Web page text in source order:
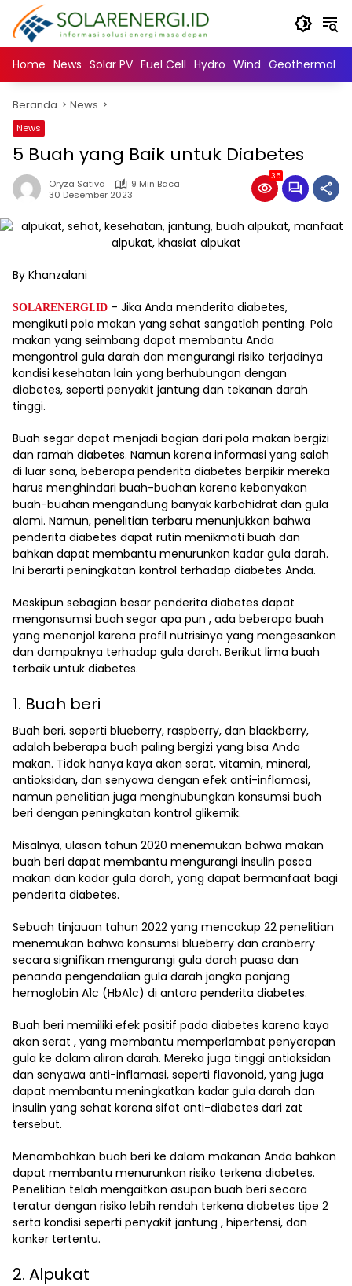
Langsung
konten
Home News Solar PV Fuel Cell Hydro Wind Geothermal
Beranda News
News
5 Buah yang Baik untuk Diabetes
Oryza Sativa
9 Min Baca
30 Desember 2023
35
By Khanzalani
SOLARENERGI.ID – Jika Anda menderita diabetes,
mengikuti pola makan yang sehat sangatlah penting. Pola
makan yang seimbang dapat membantu Anda
mengontrol gula darah dan mengurangi risiko terjadinya
kondisi kesehatan lain yang berhubungan dengan
diabetes, seperti penyakit jantung dan tekanan darah
tinggi.
Buah segar dapat menjadi bagian dari pola makan bergizi
dan ramah diabetes. Namun karena informasi yang salah
di luar sana, beberapa penderita diabetes berpikir mereka
harus menghindari buah-buahan karena kebanyakan
buah-buahan mengandung banyak karbohidrat dan gula
alami. Namun, penelitian terbaru menunjukkan bahwa
penderita diabetes dapat rutin menikmati buah dan
bahkan dapat membantu menurunkan kadar gula darah.
Ini berarti peningkatan kontrol terhadap diabetes Anda.
Meskipun sebagian besar penderita diabetes dapat
mengonsumsi buah segar apa pun , ada beberapa buah
yang menonjol karena profil nutrisinya yang mengesankan
dan dampaknya terhadap gula darah. Berikut lima buah
terbaik untuk diabetes.
1. Buah beri
Buah beri, seperti blueberry, raspberry, dan blackberry,
adalah beberapa buah paling bergizi yang bisa Anda
makan. Tidak hanya kaya akan serat, vitamin, mineral,
antioksidan, dan senyawa dengan efek anti-inflamasi,
namun penelitian juga menghubungkan konsumsi buah
beri dengan peningkatan kontrol glikemik.
Misalnya, ulasan tahun 2020 menemukan bahwa makan
buah beri dapat membantu mengurangi insulin pasca
makan dan kadar gula darah, yang dapat bermanfaat bagi
penderita diabetes.
Sebuah tinjauan tahun 2022 yang mencakup 22 penelitian
menemukan bahwa konsumsi blueberry dan cranberry
secara signifikan mengurangi gula darah puasa dan
penanda pengendalian gula darah jangka panjang
hemoglobin A1c (HbA1c) di antara penderita diabetes.
Buah beri memiliki efek positif pada diabetes karena kaya
akan serat , yang membantu memperlambat penyerapan
gula ke dalam aliran darah. Mereka juga tinggi antioksidan
dan senyawa anti-inflamasi, seperti flavonoid, yang juga
dapat membantu meningkatkan kadar gula darah dan
insulin yang sehat karena sifat anti-diabetes dari zat
tersebut.
Menambahkan buah beri ke dalam makanan Anda bahkan
dapat membantu menurunkan risiko terkena diabetes.
Penelitian telah mengaitkan asupan buah beri secara
teratur dengan risiko lebih rendah terkena diabetes tipe 2
serta kondisi seperti penyakit jantung , hipertensi, dan
kanker tertentu.
2. Alpukat